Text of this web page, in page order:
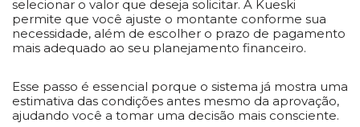
selecionar o valor que deseja solicitar. A Kueski
permite que você ajuste o montante conforme sua
necessidade, além de escolher o prazo de pagamento
mais adequado ao seu planejamento financeiro.
Esse passo é essencial porque o sistema já mostra uma
estimativa das condições antes mesmo da aprovação,
ajudando você a tomar uma decisão mais consciente.